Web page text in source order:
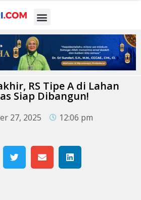
RS Tipe A di Lahan
Siap Dibangun!
27, 2025
12:06 pm